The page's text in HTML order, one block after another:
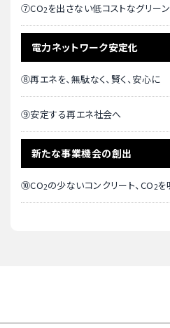
⑦CO2 を出さない低コストなグリー
電力ネットワーク安定化
⑧再エネを、無駄なく、賢く、安心に
⑨安定する再エネ社会へ
新たな事業機会の創出
⑩CO2の少ないコンクリート、 CO2を